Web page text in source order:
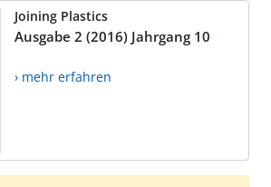
Joining Plastics
Ausgabe 2 (2016) Jahrgang 10
› mehr erfahren